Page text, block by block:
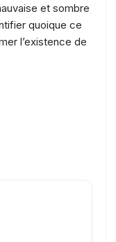
et sombre
quoique ce
l’existence de